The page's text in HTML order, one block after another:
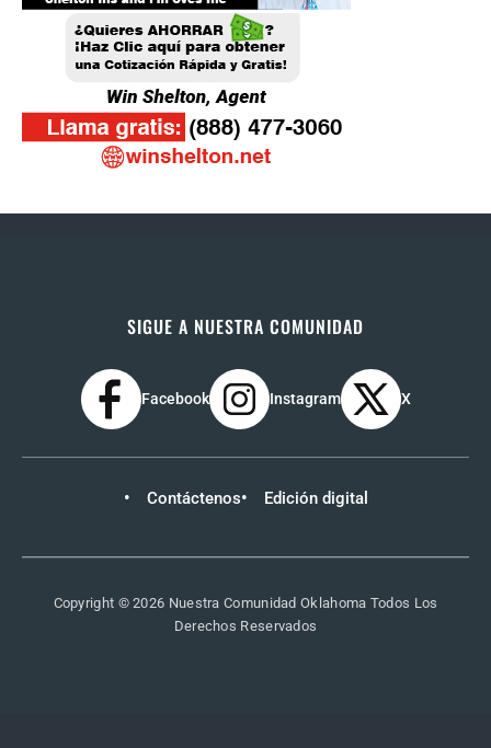
SIGUE A NUESTRA COMUNIDAD
Facebook Instagram X
Contáctenos Edición digital
Copyright © 2026 Nuestra Comunidad Oklahoma Todos Los
Derechos Reservados